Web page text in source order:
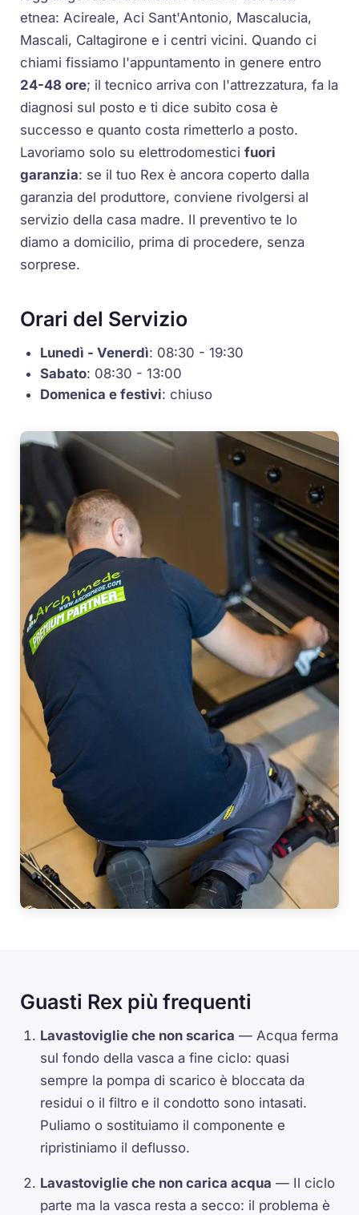
etnea: Acireale, Aci Sant'Antonio, Mascalucia,
Mascali, Caltagirone e i centri vicini. Quando ci
chiami fissiamo l'appuntamento in genere entro
24-48 ore; il tecnico arriva con l'attrezzatura, fa la
diagnosi sul posto e ti dice subito cosa è
successo e quanto costa rimetterlo a posto.
Lavoriamo solo su elettrodomesticifuori
garanzia: se il tuo Rex è ancora coperto dalla
garanzia del produttore, conviene rivolgersi al
servizio della casa madre. Il preventivo te lo
diamo a domicilio, prima di procedere, senza
sorprese.
Orari del Servizio
Lunedì - Venerdì: 08:30 - 19:30
Sabato: 08:30 - 13:00
Domenica e festivi: chiuso
Guasti Rex più frequenti
Lavastoviglie che non scarica — Acqua ferma
sul fondo della vasca a fine ciclo: quasi
sempre la pompa di scarico è bloccata da
residui o il filtro e il condotto sono intasati.
Puliamo o sostituiamo il componente e
ripristiniamo il deflusso.
Lavastoviglie che non carica acqua — Il ciclo
parte ma la vasca resta a secco: il problema è